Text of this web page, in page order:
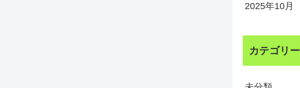
2025年10月
カテゴリー